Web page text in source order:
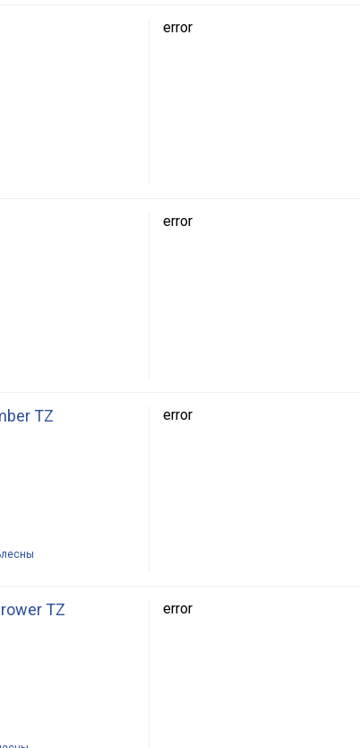
error
error
TZ error
TZ error